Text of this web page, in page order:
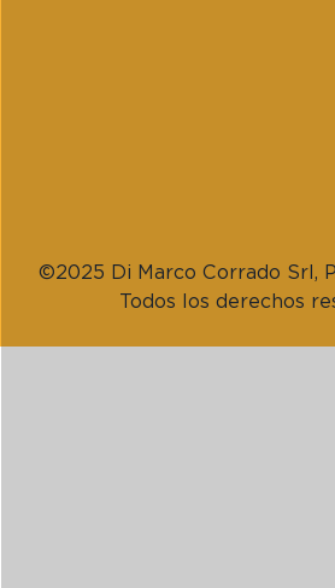
©2025 Di Marco Corrado Srl,
Todos los derechos